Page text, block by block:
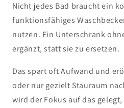
Nicht jedes Bad braucht ein
funktionsfähiges
nutzen. Ein Unterschrank
ergänzt, statt sie zu ersetzen.
Das spart oft Aufwand und
oder nur gezielt Stauraum
wird der Fokus auf das